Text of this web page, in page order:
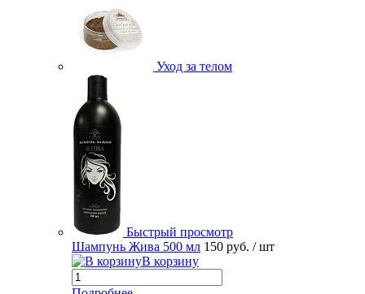
Уход за телом
Быстрый просмотр
Шампунь Жива 500 мл 150 руб. / шт
В корзину